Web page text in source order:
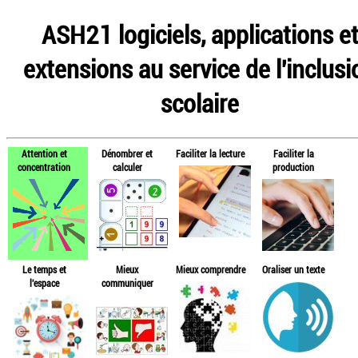
ASH21 logiciels, applications et
extensions au service de
scolaire
Attention et
concentration
Dénombrer et
calculer
Faciliter la lecture
Faciliter la
production
Le temps et
l'espace
Mieux
communiquer
Mieux comprendre Oraliser un texte